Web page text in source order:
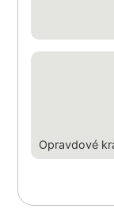
Opravdové